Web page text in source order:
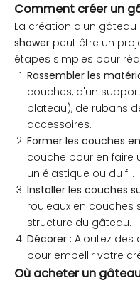
Comment créer un
La création d'un
shower peut être un
étapes simples pour
Rassembler les
couches, d'un
plateau), de rubans
accessoires.
Former les couches
couche pour en faire
un élastique ou du fil.
Installer les couches
rouleaux en couches
structure du gâteau.
Décorer : Ajoutez des
pour embellir votre
Où acheter un